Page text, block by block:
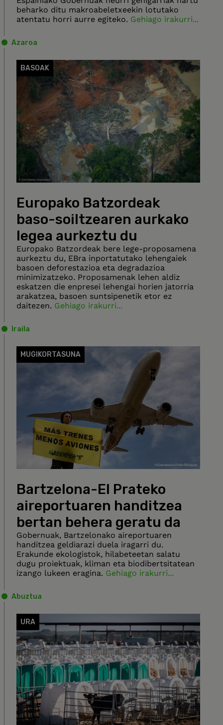
beharko ditu makroabeletxeekin lotutako
atentatu horri aurre egiteko. Gehiago irakurri...
Azaroa
BASOAK
Europako Batzordeak
baso-soiltzearen aurkako
legea aurkeztu du
Europako Batzordeak bere lege-proposamena
aurkeztu du, EBra inportatutako lehengaiek
basoen deforestazioa eta degradazioa
minimizatzeko. Proposamenak lehen aldiz
eskatzen die enpresei lehengai horien jatorria
arakatzea, basoen suntsipenetik etor ez
daitezen. Gehiago irakurri...
Iraila
MUGIKORTASUNA
Bartzelona-El Prateko
aireportuaren handitzea
bertan behera geratu da
Gobernuak, Bartzelonako aireportuaren
handitzea geldiarazi duela iragarri du.
Erakunde ekologistok, hilabeteetan salatu
dugu proiektuak, kliman eta biodibertsitatean
izango lukeen eragina. Gehiago irakurri...
Abuztua
URA